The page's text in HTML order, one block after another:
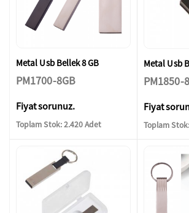
Metal Usb Bellek 8 GB
PM1700-8GB
Fiyat sorunuz.
Toplam Stok: 2.420 Adet
Metal Usb
PM1850-
Fiyat
Toplam